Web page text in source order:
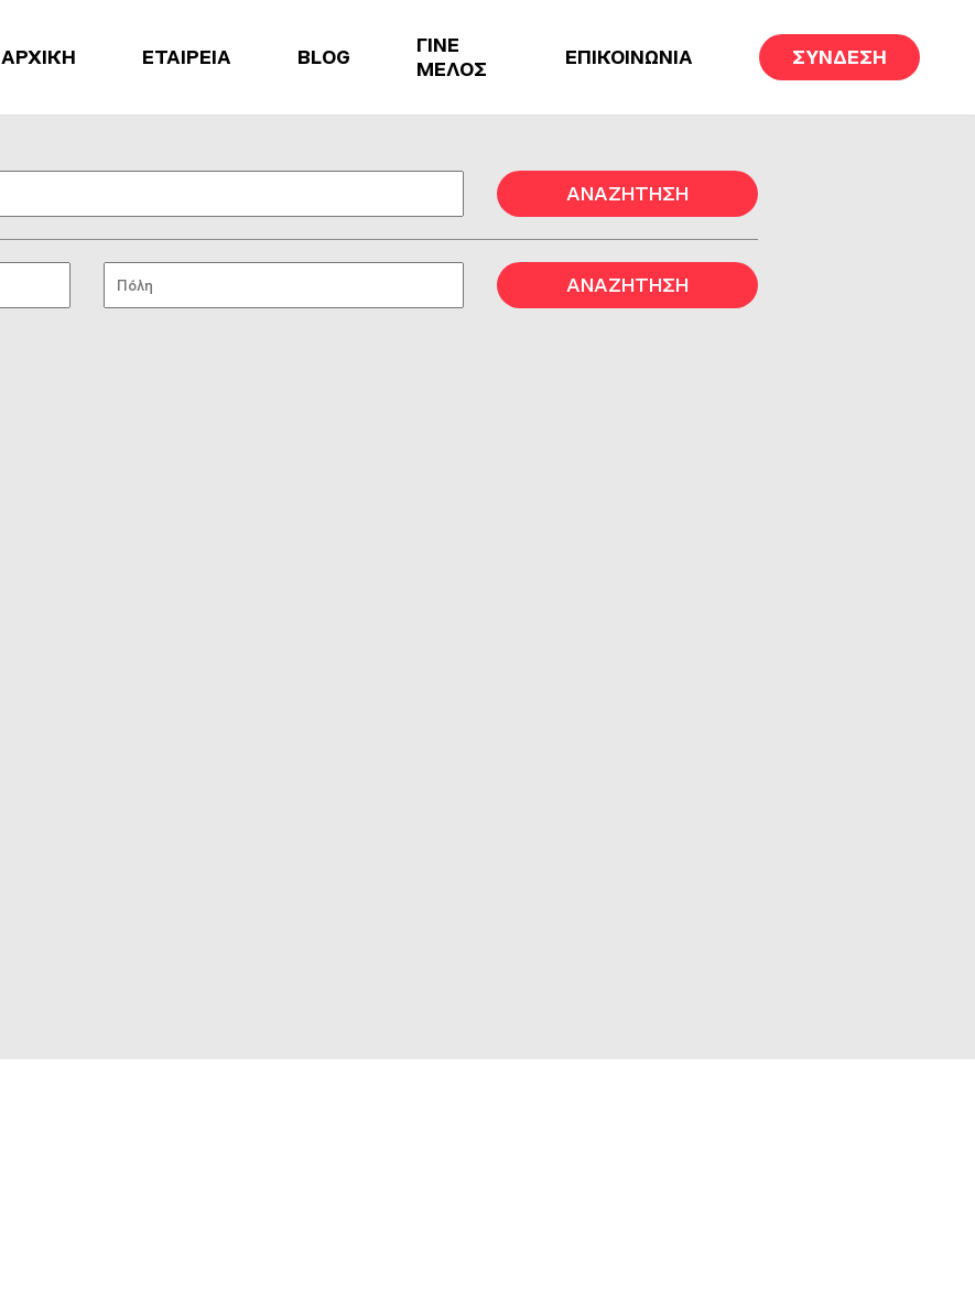
ΑΡΧΙΚΗ ΕΤΑΙΡΕΙΑ BLOG
ΓΙΝΕ
ΜΕΛΟΣ
ΕΠΙΚΟΙΝΩΝΙΑ ΣΥΝΔΕΣΗ